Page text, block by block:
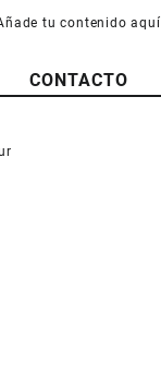
tu contenido aquí
CONTACTO